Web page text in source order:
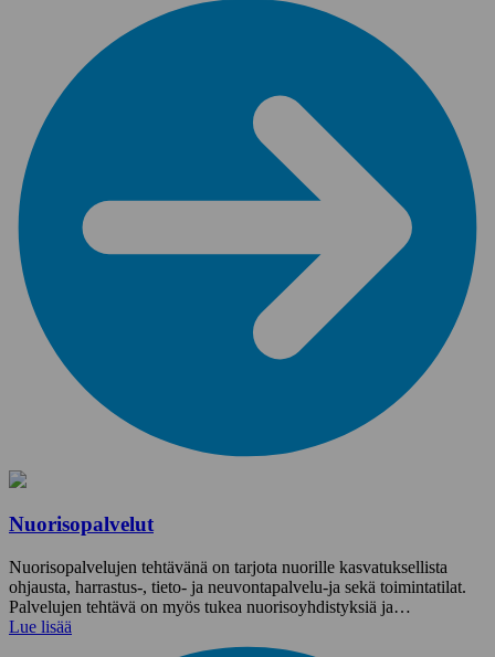
Nuorisopalvelut
Nuorisopalvelujen tehtävänä on tarjota nuorille kasvatuksellista
ohjausta, harrastus-, tieto- ja neuvontapalvelu-ja sekä toimintatilat.
Palvelujen tehtävä on myös tukea nuorisoyhdistyksiä ja…
Lue lisää